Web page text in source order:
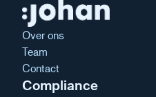
Over ons
Team
Contact
Compliance